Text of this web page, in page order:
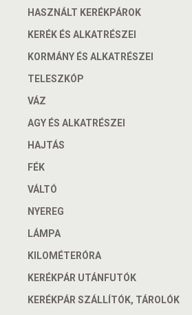
HASZNÁLT KERÉKPÁROK
KERÉK ÉS ALKATRÉSZEI
KORMÁNY ÉS ALKATRÉSZEI
TELESZKÓP
VÁZ
AGY ÉS ALKATRÉSZEI
HAJTÁS
FÉK
VÁLTÓ
NYEREG
LÁMPA
KILOMÉTERÓRA
KERÉKPÁR UTÁNFUTÓK
KERÉKPÁR SZÁLLÍTÓK, TÁROLÓK